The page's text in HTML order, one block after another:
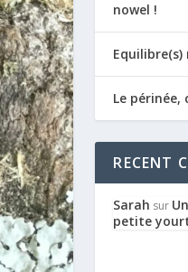
nowel !
Equilibre(s)
Le périnée,
RECENT
Sarah sur
petite